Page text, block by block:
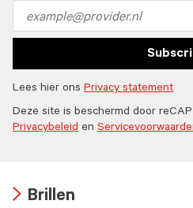
address
Lees hier ons Privacy statement
Deze site is beschermd door
Privacybeleid en
Brillen